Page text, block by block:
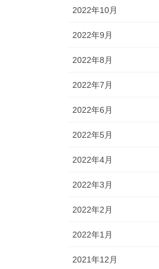
2022年10月
2022年9月
2022年8月
2022年7月
2022年6月
2022年5月
2022年4月
2022年3月
2022年2月
2022年1月
2021年12月